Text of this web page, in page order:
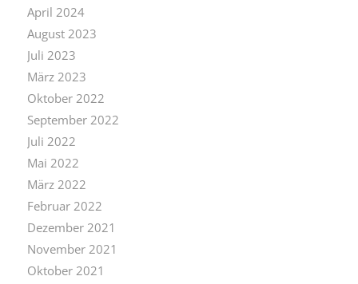
April 2024
August 2023
Juli 2023
März 2023
Oktober 2022
September 2022
Juli 2022
Mai 2022
März 2022
Februar 2022
Dezember 2021
November 2021
Oktober 2021